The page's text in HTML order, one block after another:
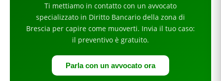
Ti mettiamo in contatto con un avvocato
specializzato in Diritto Bancario della zona di
Brescia per capire come muoverti. Invia il tuo caso:
il preventivo è gratuito.
Parla con un avvocato ora